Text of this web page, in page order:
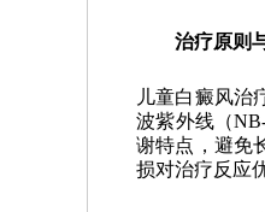
治疗原则
儿童白癜风治
波紫外线（
谢特点，避免
损对治疗反应